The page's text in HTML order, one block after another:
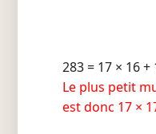
283 = 17 × 16 +
Le plus petit
est donc 17 ×